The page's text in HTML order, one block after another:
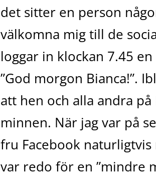
det sitter en person
välkomna mig till de
loggar in klockan 7.45
”God morgon Bianca!”.
att hen och alla andra
minnen. När jag var på
fru Facebook
var redo för en ”mindre